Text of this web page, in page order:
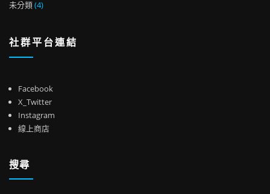
未分類(4)
社群平台連結
Facebook
X_Twitter
Instagram
線上商店
搜尋